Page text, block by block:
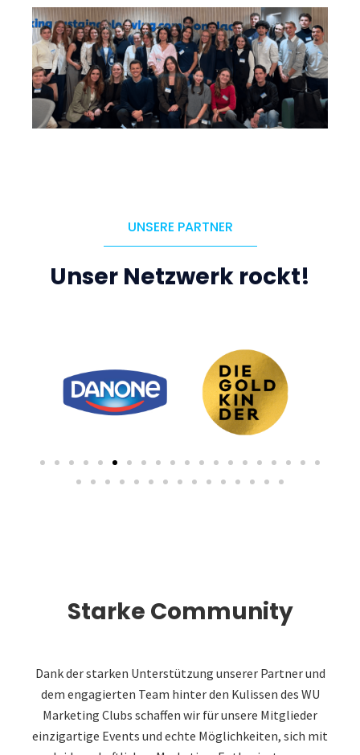
Starke Community
dem engagierten Team hinter den Kulissen des WU
Marketing Clubs schaffen wir für unsere Mitglieder
einzigartige Events und echte Möglichkeiten, sich mit
leidenschaftlichen Marketing-Enthusiasten zu